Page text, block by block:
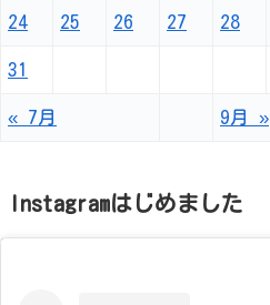
24 25 26 27 28
31
« 7月 9月 »
Instagramはじめました